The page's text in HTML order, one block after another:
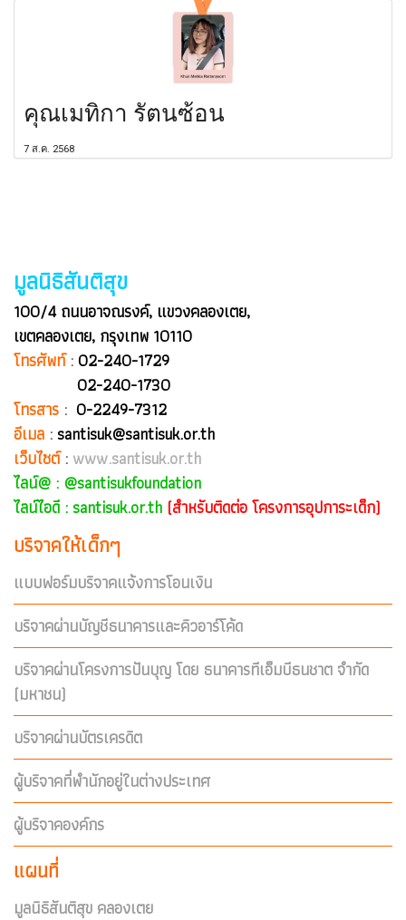
คุณเมทิกา รัตนซ้อน
7 ส.ค. 2568
มูลนิธิสันติสุข
100/4 ถนนอาจณรงค์, แขวงคลองเตย,
เขตคลองเตย, กรุงเทพ 10110
โทรศัพท์:02-240-1729
02-240-1730
โทรสาร : 0-2249-7312
อีเมล : santisuk@santisuk.or.th
เว็บไซต์: www.santisuk.or.th
ไลน์@ : @santisukfoundation
ไลน์ไอดี : santisuk.or.th (สำหรับติดต่อ โครงการอุปการะเด็ก)
บริจาคให้เด็กๆ
แบบฟอร์มบริจาคแจ้งการโอนเงิน
บริจาคผ่านบัญชีธนาคารและคิวอาร์โค้ด
บริจาคผ่านโครงการปันบุญ โดย ธนาคารทีเอ็มบีธนชาต จำกัด
(มหาชน)
บริจาคผ่านบัตรเครดิต
ผู้บริจาคที่พำนักอยู่ในต่างประเทศ
ผู้บริจาคองค์กร
แผนที่
มูลนิธิสันติสุข คลองเตย